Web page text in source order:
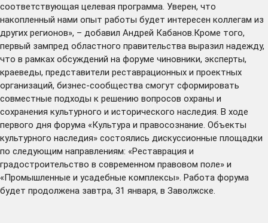
соответствующая целевая программа. Уверен, что
накопленный нами опыт работы будет интересен коллегам из
других регионов», – добавил Андрей Кабанов.Кроме того,
первый зампред областного правительства выразил надежду,
что в рамках обсуждений на форуме чиновники, эксперты,
краеведы, представители реставрационных и проектных
организаций, бизнес-сообщества смогут сформировать
совместные подходы к решению вопросов охраны и
сохранения культурного и исторического наследия. В ходе
первого дня форума «Культура и правосознание. Объекты
культурного наследия» состоялись дискуссионные площадки
по следующим направлениям: «Реставрация и
градостроительство в современном правовом поле» и
«Промышленные и усадебные комплексы». Работа форума
будет продолжена завтра, 31 января, в Заволжске.